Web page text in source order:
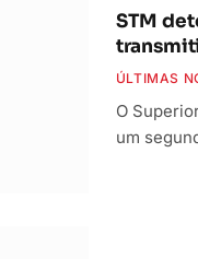
STM
ÚLTIMAS
O
um